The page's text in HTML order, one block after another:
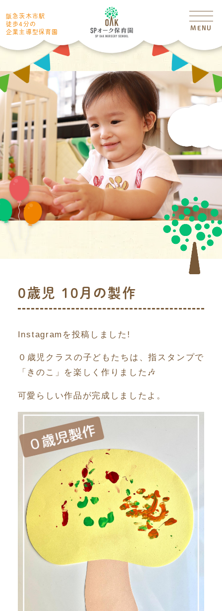
阪急茨木市駅
徒歩4分の
企業主導型保育園
MENU
0歳児 10月の製作
Instagramを投稿しました!
０歳児クラスの子どもたちは、指スタンプで
「きのこ」を楽しく作りました🎶
可愛らしい作品が完成しましたよ。